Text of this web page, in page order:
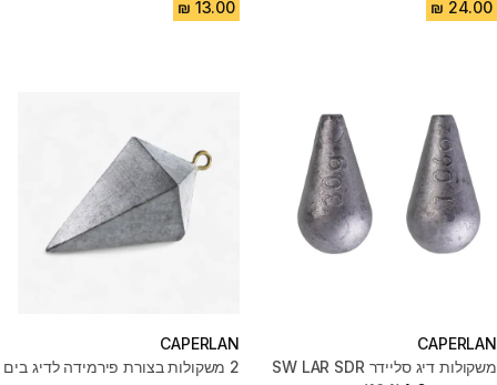
CAPERLAN
משקולות דיג סליידר SW LAR SDR
CAPERLAN
2 משקולות בצורת פירמידה לדיג בים